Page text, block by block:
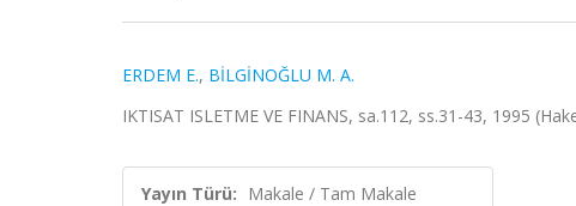
ERDEM E., BİLGİNOĞLU M. A.
IKTISAT ISLETME VE FINANS, sa.112, ss.31-43, 1995
Yayın Türü: Makale / Tam Makale